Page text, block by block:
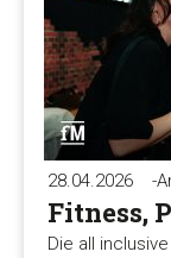
Präferenzen
Statistiken
Marketing
28.04.2026 -
Fitness,
Die all